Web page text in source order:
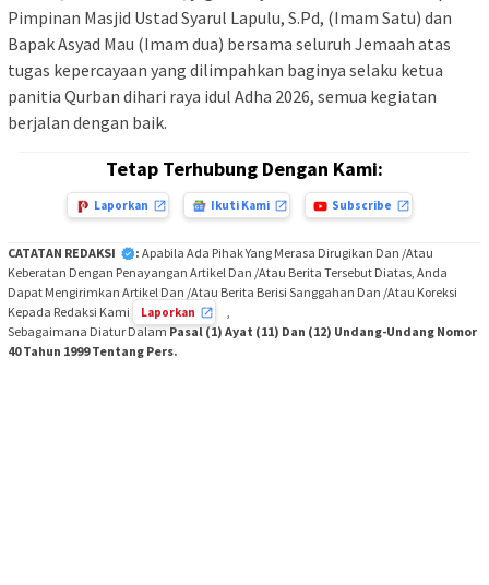
Pimpinan Masjid Ustad Syarul Lapulu, S.Pd, (Imam Satu) dan
Bapak Asyad Mau (Imam dua) bersama seluruh Jemaah atas
tugas kepercayaan yang dilimpahkan baginya selaku ketua
panitia Qurban dihari raya idul Adha 2026, semua kegiatan
berjalan dengan baik.
Tetap Terhubung Dengan Kami:
Laporkan Ikuti Kami Subscribe
CATATAN REDAKSI : Apabila Ada Pihak Yang Merasa Dirugikan Dan /Atau
Keberatan Dengan Penayangan Artikel Dan /Atau Berita Tersebut Diatas, Anda
Dapat Mengirimkan Artikel Dan /Atau Berita Berisi Sanggahan Dan /Atau Koreksi
Kepada Redaksi Kami
Laporkan
Sebagaimana Diatur DalamPasal (1) Ayat (11) Dan (12) Undang-Undang Nomor
40 Tahun 1999 Tentang Pers.